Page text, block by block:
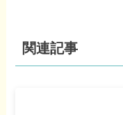
関連記事